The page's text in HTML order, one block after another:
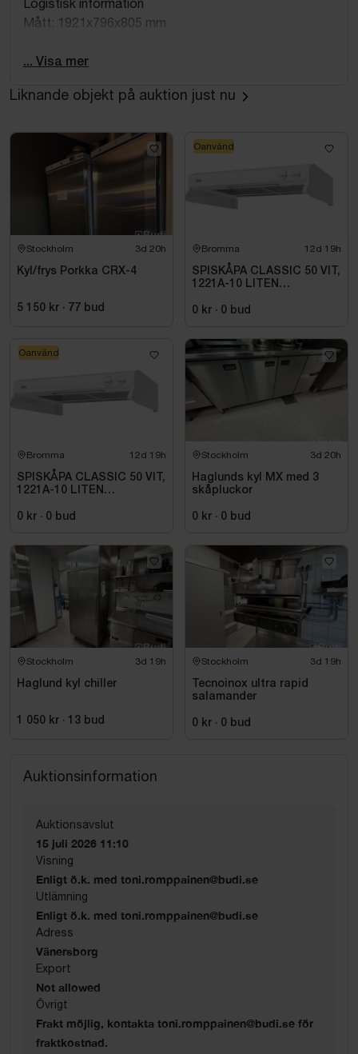
Logistisk information
Mått: 1921x796x805 mm
Bredd med maximal dörröppning: 1185 mm
Djup utan handtag: 805 mm
Djup med dörr öppen 90°: 1470 mm
Nettovikt: 114.0 kg
Bruttovikt: 131.0 kg
Bredd förpackad produkt: 845 mm
Höjd förpackad produkt: 1950 mm
Höjd/bredd/djup transportförpackning: 1950x845x860
mm
OBS! Den första bilden är tillverkarens visningsbild.
... Visa mer
Liknande objekt på auktion just nu
Stockholm 3d 20h
Kyl/frys Porkka CRX-4
5 150 kr · 77 bud
Bromma 12d 19h
SPISKÅPA CLASSIC 50 VIT,
1221A-10 LITEN
0 kr · 0 bud
Oanvänd
Bromma 12d 19h
SPISKÅPA CLASSIC 50 VIT,
1221A-10 LITEN
0 kr · 0 bud
Oanvänd
Stockholm 3d 20h
Haglunds kyl MX med 3
skåpluckor
0 kr · 0 bud
Stockholm 3d 19h
Haglund kyl chiller
1 050 kr · 13 bud
Stockholm 3d 19h
Tecnoinox ultra rapid
salamander
0 kr · 0 bud
Auktionsinformation
Auktionsavslut
15 juli 2026 11:10
Visning
Enligt ö.k. med toni.romppainen@budi.se
Utlämning
Enligt ö.k. med toni.romppainen@budi.se
Adress
Vänersborg
Export
Not allowed
Övrigt
Frakt möjlig, kontakta toni.romppainen@budi.se för
fraktkostnad.